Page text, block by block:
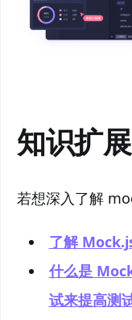
知识扩展
若想深入了解
了解
什么是
试来提高测